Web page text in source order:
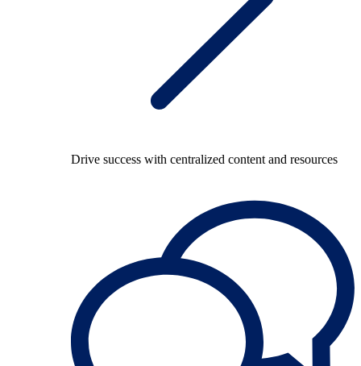
Drive success with centralized content and resources